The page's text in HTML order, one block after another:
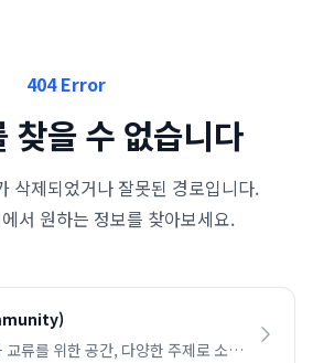
404 Error
찾을 수 없습니다
삭제되었거나 잘못된 경로입니다.
서 원하는 정보를 찾아보세요.
)
교류를 위한 공간, 다양한 주제로 소통